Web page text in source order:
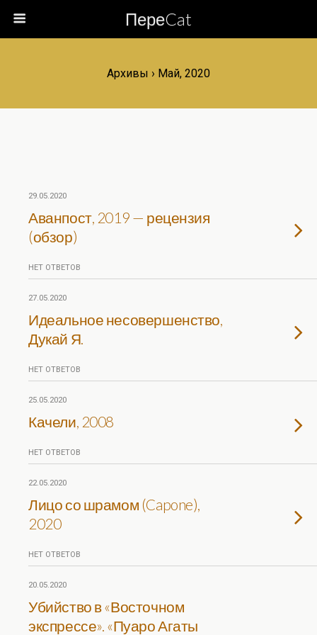
ПереCat
Архивы › Май, 2020
29.05.2020
Аванпост, 2019 — рецензия
(обзор)
НЕТ ОТВЕТОВ
27.05.2020
Идеальное несовершенство,
Дукай Я.
НЕТ ОТВЕТОВ
25.05.2020
Качели, 2008
НЕТ ОТВЕТОВ
22.05.2020
Лицо со шрамом (Capone),
2020
НЕТ ОТВЕТОВ
20.05.2020
Убийство в «Восточном
экспрессе». «Пуаро Агаты